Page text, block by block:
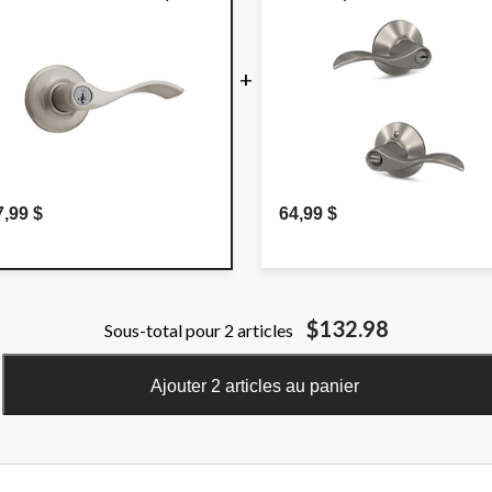
$
+
64,99 $
Sous-total pour 2 articles $132.98
Ajouter 2 articles au panier